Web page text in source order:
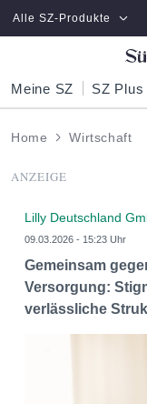
Zum Hauptinhalt springen
Alle SZ-Produkte
Meine SZ SZ Plus
Home Wirtschaft
ANZEIGE
Lilly Deutschland
09.03.2026 - 15:23 Uhr
Gemeinsam
Versorgung:
verlässliche